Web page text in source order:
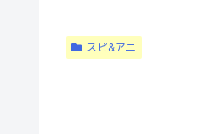
スピ&アニ